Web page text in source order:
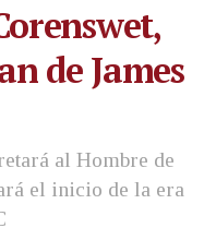
de James
al Hombre de
el inicio de la era